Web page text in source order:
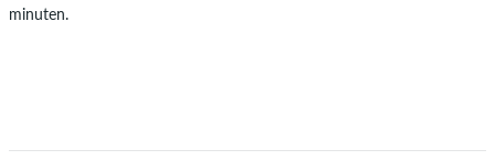
minuten.